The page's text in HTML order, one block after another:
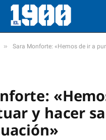
» Sara Monforte: «Hemos de ir a puntuar y hacer
y hacer